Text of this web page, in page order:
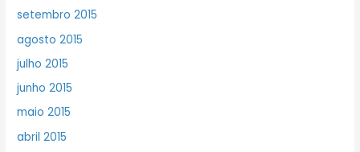
setembro 2015
agosto 2015
julho 2015
junho 2015
maio 2015
abril 2015